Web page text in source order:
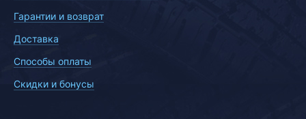
Гарантии и возврат
Доставка
Способы оплаты
Скидки и бонусы